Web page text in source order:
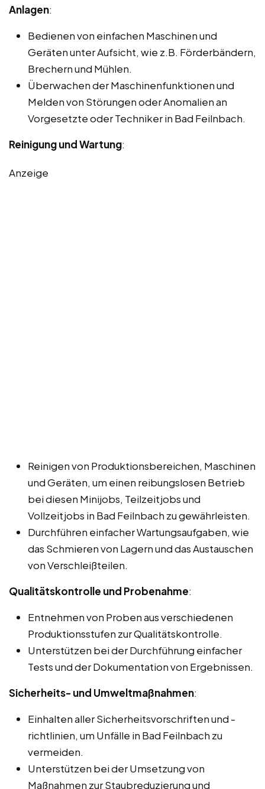
Anlagen:
Bedienen von einfachen Maschinen und
Geräten unter Aufsicht, wie z.B. Förderbändern,
Brechern und Mühlen.
Überwachen der Maschinenfunktionen und
Melden von Störungen oder Anomalien an
Vorgesetzte oder Techniker in Bad Feilnbach.
Reinigung und Wartung:
Anzeige
Reinigen von Produktionsbereichen, Maschinen
und Geräten, um einen reibungslosen Betrieb
bei diesen Minijobs, Teilzeitjobs und
Vollzeitjobs in Bad Feilnbach zu gewährleisten.
Durchführen einfacher Wartungsaufgaben, wie
das Schmieren von Lagern und das Austauschen
von Verschleißteilen.
Qualitätskontrolle und Probenahme:
Entnehmen von Proben aus verschiedenen
Produktionsstufen zur Qualitätskontrolle.
Unterstützen bei der Durchführung einfacher
Tests und der Dokumentation von Ergebnissen.
Sicherheits- und Umweltmaßnahmen:
Einhalten aller Sicherheitsvorschriften und -
richtlinien, um Unfälle in Bad Feilnbach zu
vermeiden.
Unterstützen bei der Umsetzung von
Maßnahmen zur Staubreduzierung und